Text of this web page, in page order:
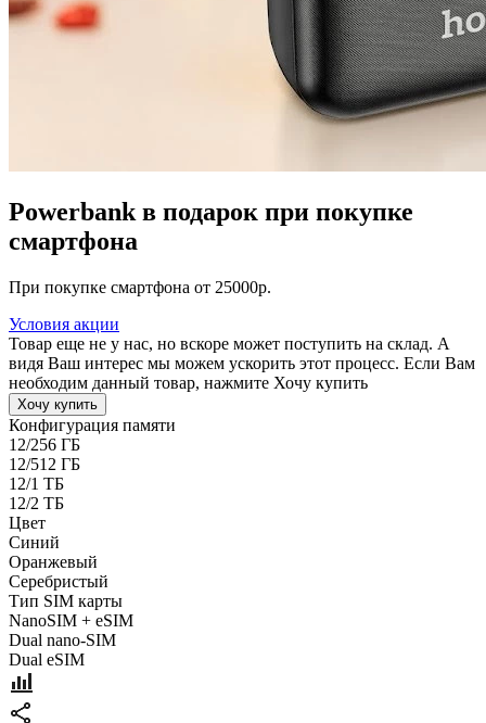
Powerbank в подарок при покупке
смартфона
При покупке смартфона от 25000р.
Условия акции
Товар еще не у нас, но вскоре может поступить на склад. А
видя Ваш интерес мы можем ускорить этот процесс. Если Вам
необходим данный товар, нажмите Хочу купить
Хочу купить
Конфигурация памяти
12/256 ГБ
12/512 ГБ
12/1 ТБ
12/2 ТБ
Цвет
Синий
Оранжевый
Серебристый
Тип SIM карты
NanoSIM + eSIM
Dual nano-SIM
Dual eSIM